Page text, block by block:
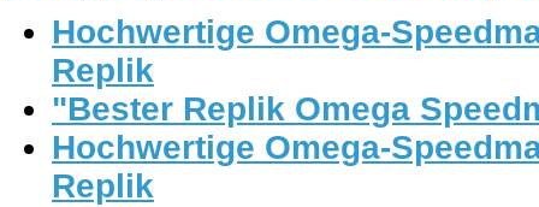
Hochwertige Omega-
Replik
"Bester Replik Omega
Hochwertige Omega-
Replik